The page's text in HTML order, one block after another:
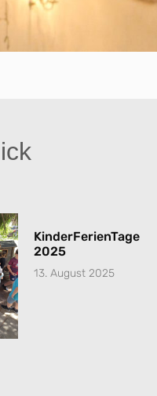
KinderFerienTage
2025
13. August 2025